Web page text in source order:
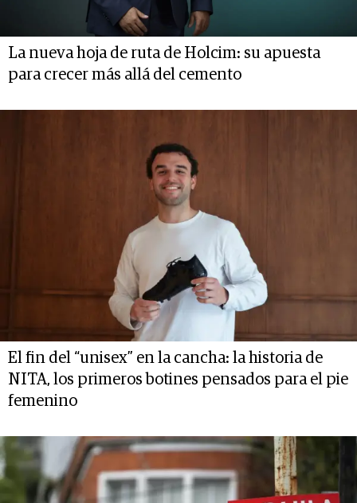
La nueva hoja de ruta de Holcim: su apuesta
para crecer más allá del cemento
El fin del “unisex” en la cancha: la historia de
NITA, los primeros botines pensados para el pie
femenino